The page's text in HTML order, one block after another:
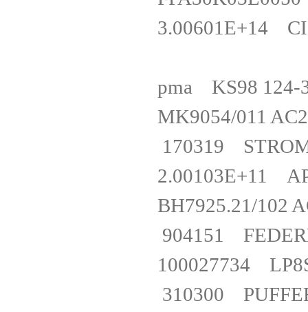
3.00601E+14
pma KS98
MK9054/011
170319
2.00103E+11
BH7925.21/
904151
100027734
310300